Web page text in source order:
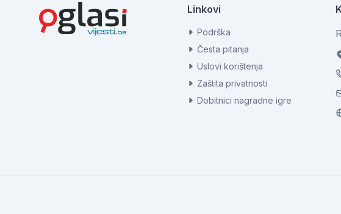
Linkovi
Podrška
Česta pitanja
Uslovi korištenja
Zaštita privatnosti
Dobitnici nagradne igre